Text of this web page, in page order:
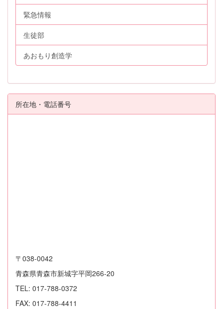
緊急情報
生徒部
あおもり創造学
所在地・電話番号
〒038-0042
青森県青森市新城字平岡266-20
TEL: 017-788-0372
FAX: 017-788-4411